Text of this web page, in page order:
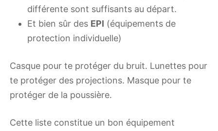
différente sont suffisants au départ.
Et bien sûr des EPI (équipements de
protection individuelle)
Casque pour te protéger du bruit. Lunettes pour
te protéger des projections. Masque pour te
protéger de la poussière.
Cette liste constitue un bon équipement